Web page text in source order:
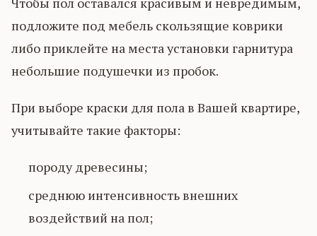
подложите под мебель скользящие коврики
либо приклейте на места установки гарнитура
небольшие подушечки из пробок.
При выборе краски для пола в Вашей квартире,
учитывайте такие факторы:
породу древесины;
среднюю интенсивность внешних
воздействий на пол;